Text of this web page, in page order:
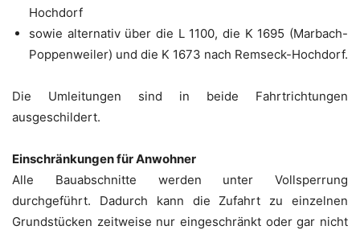
Hochdorf
sowie alternativ über die L 1100, die K 1695 (Marbach-
Poppenweiler) und die K 1673 nach Remseck-Hochdorf.
Die Umleitungen sind in beide Fahrtrichtungen
ausgeschildert.
Einschränkungen für Anwohner
Alle Bauabschnitte werden unter Vollsperrung
durchgeführt. Dadurch kann die Zufahrt zu einzelnen
Grundstücken zeitweise nur eingeschränkt oder gar nicht